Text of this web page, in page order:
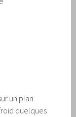
un plan
quelques